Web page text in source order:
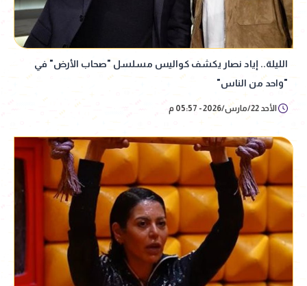
الليلة.. إياد نصار يكشف كواليس مسلسل "صحاب الأرض" في
"واحد من الناس"
الأحد 22/مارس/2026 - 05:57 م